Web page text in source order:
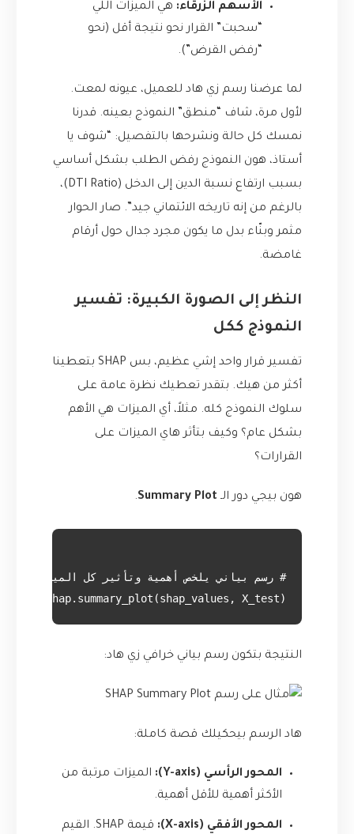
الأسهم الزرقاء: هي الميزات اللي
“سحبت” القرار نحو نتيجة أقل (نحو
“رفض القرض”).
لما عرضنا رسم زي هاد للعميل، عيونه لمعت.
لأول مرة، شاف “منطق” النموذج بعينه. قدرنا
نمسك كل حالة ونشرحها بالتفصيل: “شوف يا
أستاذ، هون النموذج رفض الطلب بشكل أساسي
بسبب ارتفاع نسبة الدين إلى الدخل (DTI Ratio)،
بالرغم من إنه تاريخه الائتماني جيد”. صار الحوار
مثمر وبنّاء بدل ما يكون مجرد جدال حول أرقام
غامضة.
النظر إلى الصورة الكبيرة: تفسير
النموذج ككل
تفسير قرار واحد إشي عظيم، بس SHAP بتعطينا
أكثر من هيك. بتقدر تعطيك نظرة عامة على
سلوك النموذج كله. مثلاً، أي الميزات هي الأهم
بشكل عام؟ وكيف بتأثر هاي الميزات على
القرارات؟
هون بيجي دور الـ Summary Plot
.
shap.summary_plot(shap_values, X_test)
النتيجة بتكون رسم بياني خرافي زي هاد:
هاد الرسم بيحكيلك قصة كاملة:
المحور الرأسي (Y-axis):
الميزات مرتبة من
الأكثر أهمية للأقل أهمية.
المحور الأفقي (X-axis):
قيمة SHAP. القيم